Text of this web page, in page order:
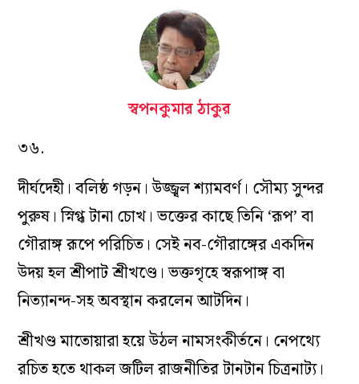
স্বপনকুমার ঠাকুর
৩৬.
দীর্ঘদেহী। বলিষ্ঠ গড়ন। উজ্জ্বল শ্যামবর্ণ। সৌম্য সুন্দর
পুরুষ। স্নিগ্ধ টানা চোখ। ভক্তের কাছে তিনি ‘রূপ’ বা
গৌরাঙ্গ রূপে পরিচিত। সেই নব-গৌরাঙ্গের একদিন
উদয় হল শ্রীপাট শ্রীখণ্ডে। ভক্তগৃহে স্বরূপাঙ্গ বা
নিত্যানন্দ-সহ অবস্থান করলেন আটদিন।
শ্রীখণ্ড মাতোয়ারা হয়ে উঠল নামসংকীর্তনে। নেপথ্যে
রচিত হতে থাকল জটিল রাজনীতির টানটান চিত্রনাট্য।